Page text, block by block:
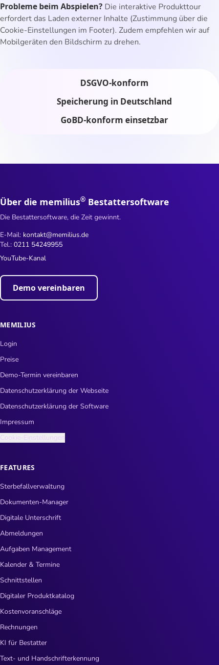
Probleme beim Abspielen? Die interaktive Produkttour
erfordert das Laden externer Inhalte (Zustimmung über die
Cookie-Einstellungen im Footer). Zudem empfehlen wir auf
Mobilgeräten den Bildschirm zu drehen.
DSGVO-konform
Speicherung in Deutschland
GoBD-konform einsetzbar
Über die memilius® Bestattersoftware
Die Bestattersoftware, die Zeit gewinnt.
E-Mail: kontakt@memilius.de
Tel.: 0211 54249955
YouTube-Kanal
Demo vereinbaren
MEMILIUS
Login
Preise
Demo-Termin vereinbaren
Datenschutzerklärung der Webseite
Datenschutzerklärung der Software
Impressum
Cookie-Einstellungen
FEATURES
Sterbefallverwaltung
Dokumenten-Manager
Digitale Unterschrift
Abmeldungen
Aufgaben Management
Kalender & Termine
Schnittstellen
Digitaler Produktkatalog
Kostenvoranschläge
Rechnungen
KI für Bestatter
Text- und Handschrifterkennung